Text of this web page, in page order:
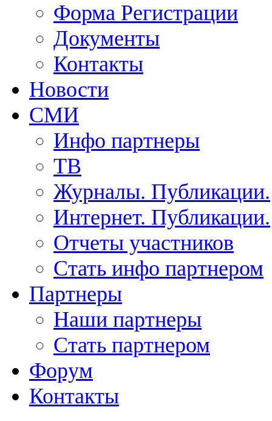
Форма Регистрации
Документы
Контакты
Новости
СМИ
Инфо партнеры
ТВ
Журналы. Публикации.
Интернет. Публикации.
Отчеты участников
Стать инфо партнером
Партнеры
Наши партнеры
Стать партнером
Форум
Контакты